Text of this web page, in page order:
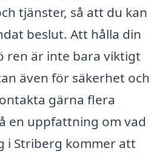
tjänster, så att du kan
beslut. Att hålla din
ren är inte bara viktigt
även för säkerhet och
gärna flera
en uppfattning om vad
i Striberg kommer att